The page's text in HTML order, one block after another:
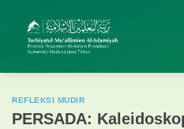
content
REFLEKSI MUDIR
PERSADA: